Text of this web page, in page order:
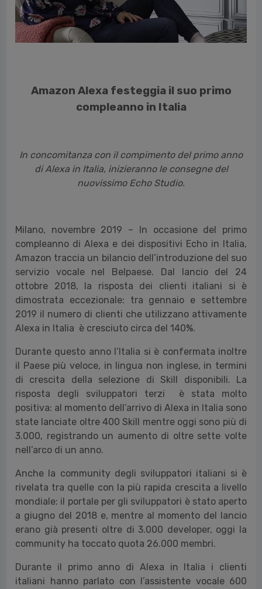
Amazon Alexa festeggia il suo primo
compleanno in Italia
In concomitanza con il compimento del primo anno
di Alexa in Italia, inizieranno le consegne del
nuovissimo Echo Studio.
Milano, novembre 2019 – In occasione del primo
compleanno di Alexa e dei dispositivi Echo in Italia,
Amazon traccia un bilancio dell’introduzione del suo
servizio vocale nel Belpaese. Dal lancio del 24
ottobre 2018, la risposta dei clienti italiani si è
dimostrata eccezionale: tra gennaio e settembre
2019 il numero di clienti che utilizzano attivamente
Alexa in Italia è cresciuto circa del 140%.
Durante questo anno l’Italia si è confermata inoltre
il Paese più veloce, in lingua non inglese, in termini
di crescita della selezione di Skill disponibili. La
risposta degli sviluppatori terzi è stata molto
positiva: al momento dell’arrivo di Alexa in Italia sono
state lanciate oltre 400 Skill mentre oggi sono più di
3.000, registrando un aumento di oltre sette volte
nell’arco di un anno.
Anche la community degli sviluppatori italiani si è
rivelata tra quelle con la più rapida crescita a livello
mondiale: il portale per gli sviluppatori è stato aperto
a giugno del 2018 e, mentre al momento del lancio
erano già presenti oltre di 3.000 developer, oggi la
community ha toccato quota 26.000 membri.
Durante il primo anno di Alexa in Italia i clienti
italiani hanno parlato con l’assistente vocale 600